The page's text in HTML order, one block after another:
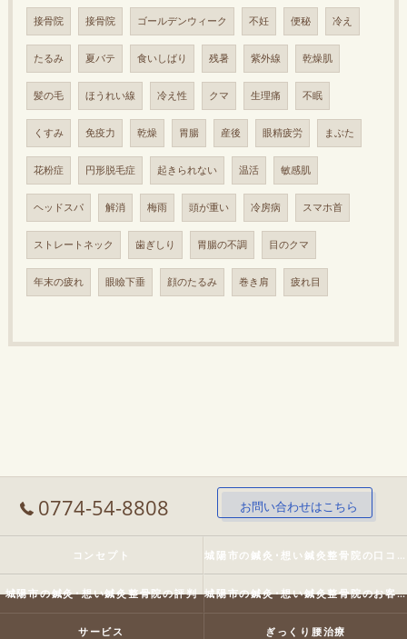
接骨院 接骨院 ゴールデンウィーク 不妊 便秘 冷え
たるみ 夏バテ 食いしばり 残暑 紫外線 乾燥肌
髪の毛 ほうれい線 冷え性 クマ 生理痛 不眠
くすみ 免疫力 乾燥 胃腸 産後 眼精疲労 まぶた
花粉症 円形脱毛症 起きられない 温活 敏感肌
ヘッドスパ 解消 梅雨 頭が重い 冷房病 スマホ首
ストレートネック 歯ぎしり 胃腸の不調 目のクマ
年末の疲れ 眼瞼下垂 顔のたるみ 巻き肩 疲れ目
0774-54-8808 お問い合わせはこちら
コンセプト 城陽市の鍼灸･想い鍼灸整骨院の口コミ情報
城陽市の鍼灸･想い鍼灸整骨院の評判 城陽市の鍼灸･想い鍼灸整骨院のお客様の声
サービス ぎっくり腰治療